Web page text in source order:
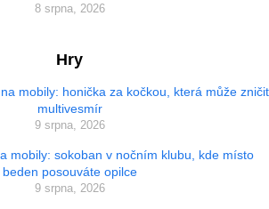
8 srpna, 2026
Hry
mobily: honička za kočkou, která může zničit
multivesmír
9 srpna, 2026
mobily: sokoban v nočním klubu, kde místo
beden posouváte opilce
9 srpna, 2026